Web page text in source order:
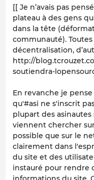
[[ Je n’avais pas
plateau à des gens
dans la tête
communauté).
décentralisation,
http://
soutiendra-
En revanche je
qu'#asi ne s'inscrit
plupart des
viennent chercher
possible que sur le
clairement dans
du site et des
instauré pour rendre